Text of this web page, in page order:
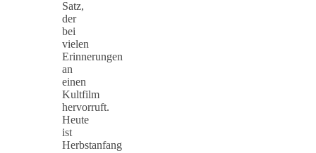
Satz,
der
bei
vielen
Erinnerungen
an
einen
Kultfilm
hervorruft.
Heute
ist
Herbstanfang